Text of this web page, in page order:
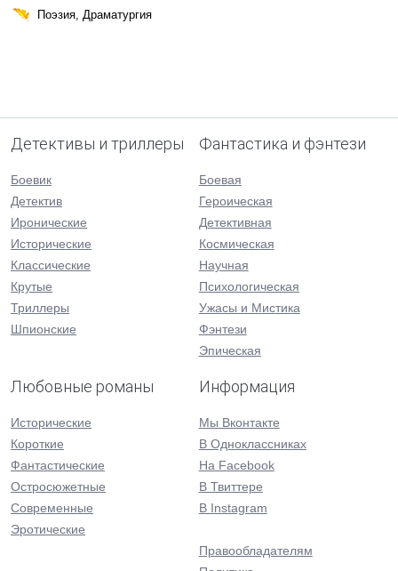
Поэзия, Драматургия
Детективы и триллеры
Боевик
Детектив
Иронические
Исторические
Классические
Крутые
Триллеры
Шпионские
Фантастика и фэнтези
Боевая
Героическая
Детективная
Космическая
Научная
Психологическая
Ужасы и Мистика
Фэнтези
Эпическая
Любовные романы
Исторические
Короткие
Фантастические
Остросюжетные
Современные
Эротические
Информация
Мы Вконтакте
В Одноклассниках
На Facebook
В Твиттере
В Instagram
Правообладателям